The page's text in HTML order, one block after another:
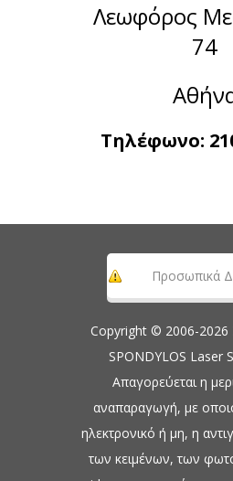
Λεωφόρος
74
Τηλέφωνο:
Προσωπικά
Copyright © 2006-
SPONDYLOS Laser
Απαγορεύεται η
αναπαραγωγή, με
ηλεκτρονικό ή μη, η
των κειμένων, των